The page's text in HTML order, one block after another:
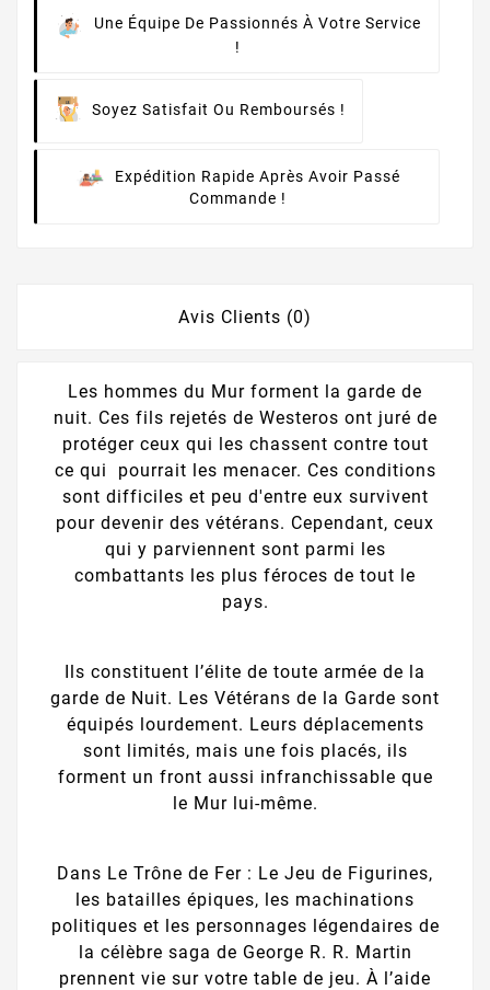
Une Équipe De Passionnés À Votre Service
!
Soyez Satisfait Ou Remboursés !
Expédition Rapide Après Avoir Passé
Commande !
Avis Clients (0)
Les hommes du Mur forment la garde de
nuit. Ces fils rejetés de Westeros ont juré de
protéger ceux qui les chassent contre tout
ce qui pourrait les menacer. Ces conditions
sont difficiles et peu d'entre eux survivent
pour devenir des vétérans. Cependant, ceux
qui y parviennent sont parmi les
combattants les plus féroces de tout le
pays.
Ils constituent l’élite de toute armée de la
garde de Nuit. Les Vétérans de la Garde sont
équipés lourdement. Leurs déplacements
sont limités, mais une fois placés, ils
forment un front aussi infranchissable que
le Mur lui-même.
Dans Le Trône de Fer : Le Jeu de Figurines,
les batailles épiques, les machinations
politiques et les personnages légendaires de
la célèbre saga de George R. R. Martin
prennent vie sur votre table de jeu. À l’aide